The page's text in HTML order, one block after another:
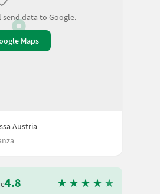
data to Google.
Maps
Austria
4.8